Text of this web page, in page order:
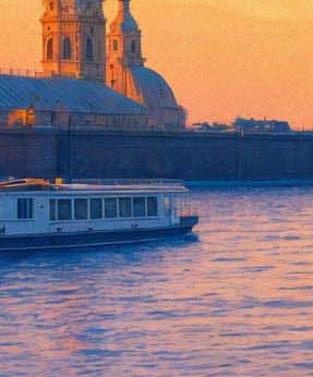
Гастроли
20 мая 2014, вторник-21 мая 2014,
Версия для печати
Все спектакли